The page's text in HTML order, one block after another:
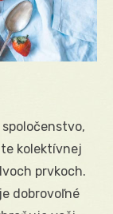
kolektívnej
prvkoch.
dobrovoľné